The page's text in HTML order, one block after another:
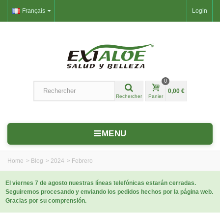
Login
Français
Rechercher Panier
0
0,00 €
MENU
Home > Blog > 2024 > Febrero
El viernes 7 de agosto nuestras líneas telefónicas estarán cerradas.
Seguiremos procesando y enviando los pedidos hechos por la página web.
Gracias por su comprensión.